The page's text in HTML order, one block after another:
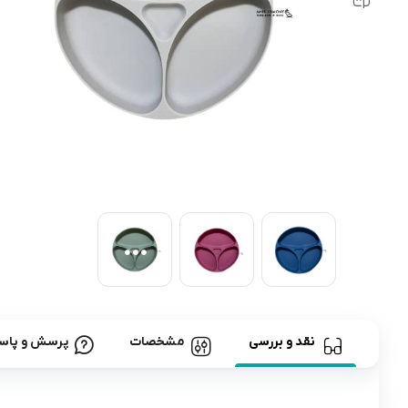
رابط و پد سینه
دستگاه بخور سرد کودک
نقد و بررسی مشخصات پرسش و